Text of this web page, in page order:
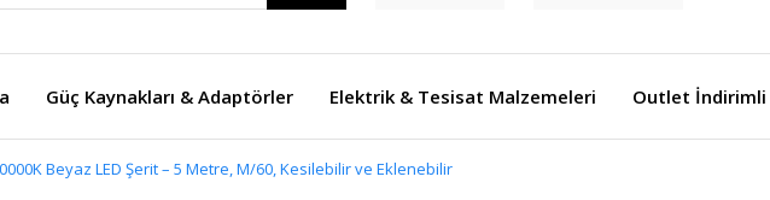
Güç Kaynakları & Adaptörler Elektrik & Tesisat Malzemeleri Outlet İndirimli
Beyaz LED Şerit – 5 Metre, M/60, Kesilebilir ve Eklenebilir